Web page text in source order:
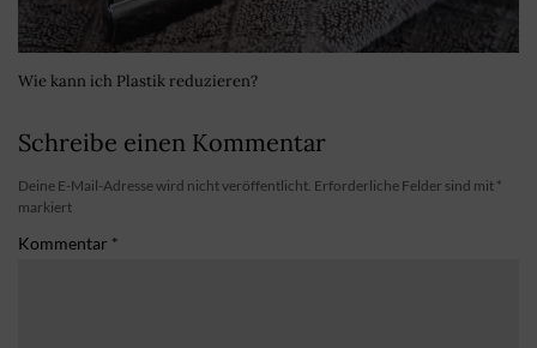
Wie kann ich Plastik reduzieren?
Schreibe einen Kommentar
Deine E-Mail-Adresse wird nicht veröffentlicht. Erforderliche Felder sind mit *
markiert
Kommentar *